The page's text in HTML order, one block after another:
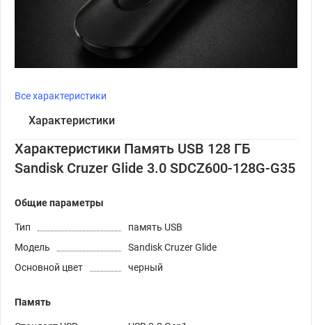
Все характеристики
Характеристики
Характеристики Память USB 128 ГБ
Sandisk Cruzer Glide 3.0 SDCZ600-128G-G35
Общие параметры
Тип
память USB
Модель
Sandisk Cruzer Glide
Основной цвет
черный
Память